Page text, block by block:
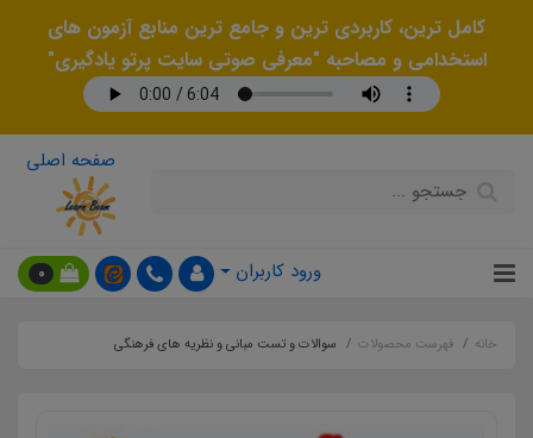
کامل ترین، کاربردی ترین و جامع ترین منابع آزمون های
استخدامی و مصاحبه "معرفی صوتی سایت پرتو یادگیری"
صفحه اصلی
ورود کاربران 0
خانه فهرست محصولات سوالات و تست مبانی و نظریه های فرهنگی